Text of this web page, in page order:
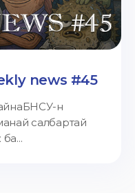
news #45
н
салбартай